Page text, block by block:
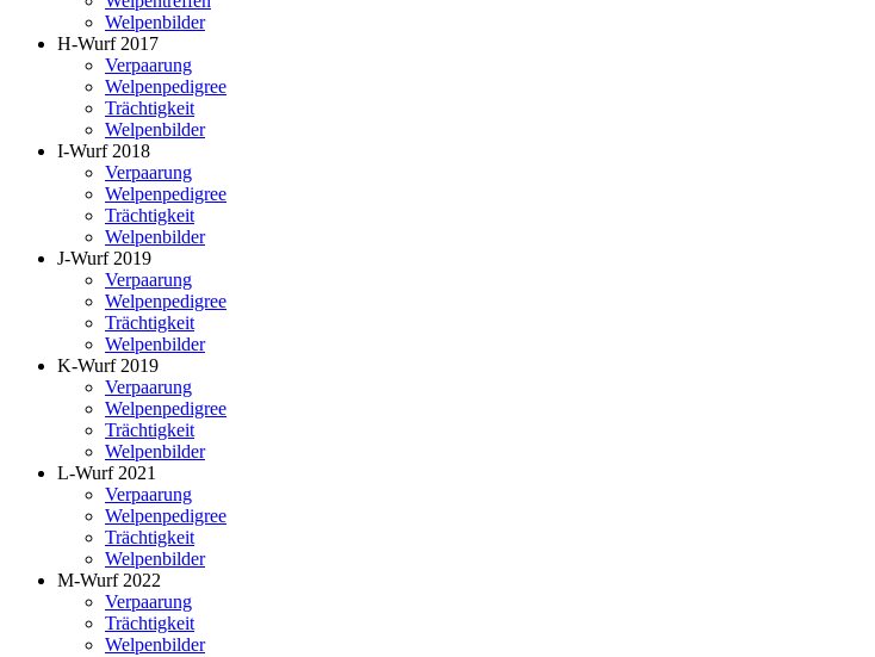
Welpenbilder
H-Wurf 2017
Verpaarung
Welpenpedigree
Trächtigkeit
Welpenbilder
I-Wurf 2018
Verpaarung
Welpenpedigree
Trächtigkeit
Welpenbilder
J-Wurf 2019
Verpaarung
Welpenpedigree
Trächtigkeit
Welpenbilder
K-Wurf 2019
Verpaarung
Welpenpedigree
Trächtigkeit
Welpenbilder
L-Wurf 2021
Verpaarung
Welpenpedigree
Trächtigkeit
Welpenbilder
M-Wurf 2022
Verpaarung
Trächtigkeit
Welpenbilder